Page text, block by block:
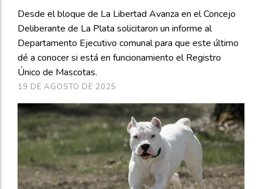
Desde el bloque de La Libertad Avanza en el Concejo
Deliberante de La Plata solicitaron un informe al
Departamento Ejecutivo comunal para que este último
dé a conocer si está en funcionamiento el Registro
Único de Mascotas.
19 DE AGOSTO DE 2025